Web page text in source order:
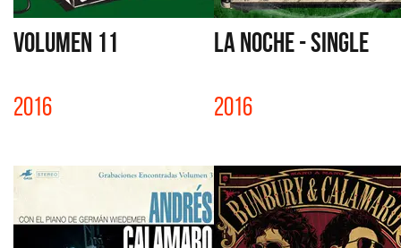
VOLUMEN 11
2016
LA NOCHE - SINGLE
2016